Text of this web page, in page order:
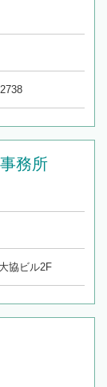
務所
協ビル2F